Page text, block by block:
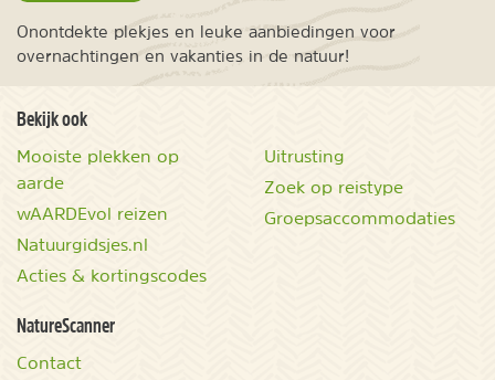
Onontdekte plekjes en leuke aanbiedingen voor
overnachtingen en vakanties in de natuur!
Bekijk ook
Mooiste plekken op
aarde
wAARDEvol reizen
Natuurgidsjes.nl
Acties & kortingscodes
Uitrusting
Zoek op reistype
Groepsaccommodaties
NatureScanner
Contact